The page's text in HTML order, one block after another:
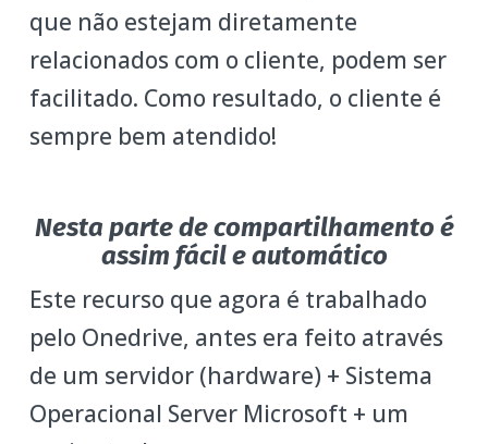
que não estejam diretamente
relacionados com o cliente, podem ser
facilitado. Como resultado, o cliente é
sempre bem atendido!
Nesta parte de compartilhamento é
assim fácil e automático
Este recurso que agora é trabalhado
pelo Onedrive, antes era feito através
de um servidor (hardware) + Sistema
Operacional Server Microsoft + um